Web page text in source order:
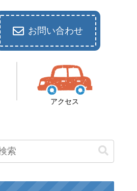
お問い合わせ
アクセス